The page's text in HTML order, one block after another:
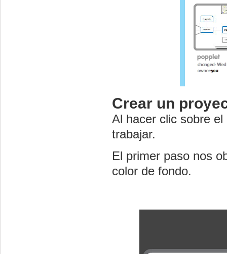
Crear un
Al hacer clic sobre el
trabajar.
El primer paso nos
color de fondo.